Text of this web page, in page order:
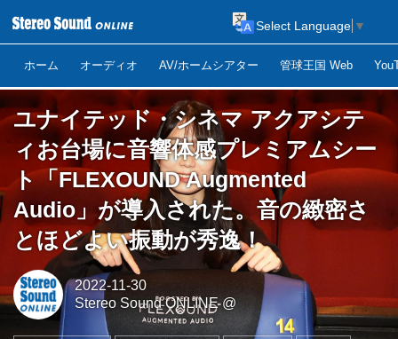
ホーム オーディオ AV/ホームシアター 管球王国 Web
Select Language ▼
ユナイテッド・シネマ アクアシテ
ィお台場に音響体感プレミアムシー
ト「FLEXOUND Augmented
Audio」が導入された。音の緻密さ
とほどよい振動が秀逸！
2022-11-30
Stereo Sound ONLINE @